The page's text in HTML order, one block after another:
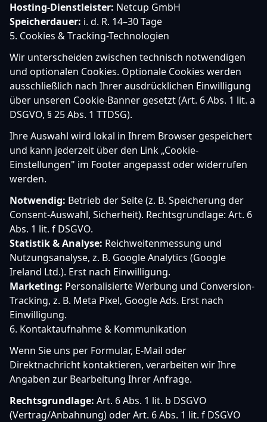
Hosting-Dienstleister: Netcup GmbH
Speicherdauer: i. d. R. 14–30 Tage
5. Cookies & Tracking-Technologien
Wir unterscheiden zwischen technisch notwendigen
und optionalen Cookies. Optionale Cookies werden
ausschließlich nach Ihrer ausdrücklichen Einwilligung
über unseren Cookie-Banner gesetzt (Art. 6 Abs. 1 lit. a
DSGVO, § 25 Abs. 1 TTDSG).
Ihre Auswahl wird lokal in Ihrem Browser gespeichert
und kann jederzeit über den Link „Cookie-
Einstellungen" im Footer angepasst oder widerrufen
werden.
Notwendig: Betrieb der Seite (z. B. Speicherung der
Consent-Auswahl, Sicherheit). Rechtsgrundlage: Art. 6
Abs. 1 lit. f DSGVO.
Statistik & Analyse: Reichweitenmessung und
Nutzungsanalyse, z. B. Google Analytics (Google
Ireland Ltd.). Erst nach Einwilligung.
Marketing: Personalisierte Werbung und Conversion-
Tracking, z. B. Meta Pixel, Google Ads. Erst nach
Einwilligung.
6. Kontaktaufnahme & Kommunikation
Wenn Sie uns per Formular, E-Mail oder
Direktnachricht kontaktieren, verarbeiten wir Ihre
Angaben zur Bearbeitung Ihrer Anfrage.
Rechtsgrundlage: Art. 6 Abs. 1 lit. b DSGVO
(Vertrag/Anbahnung) oder Art. 6 Abs. 1 lit. f DSGVO